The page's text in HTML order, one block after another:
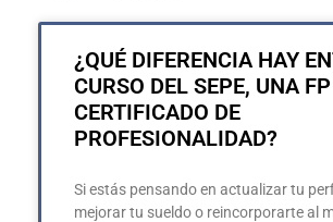
¿QUÉ DIFERENCIA HAY
CURSO DEL SEPE, UNA
CERTIFICADO DE
PROFESIONALIDAD?
Si estás pensando en actualizar tu
mejorar tu sueldo o reincorporarte al